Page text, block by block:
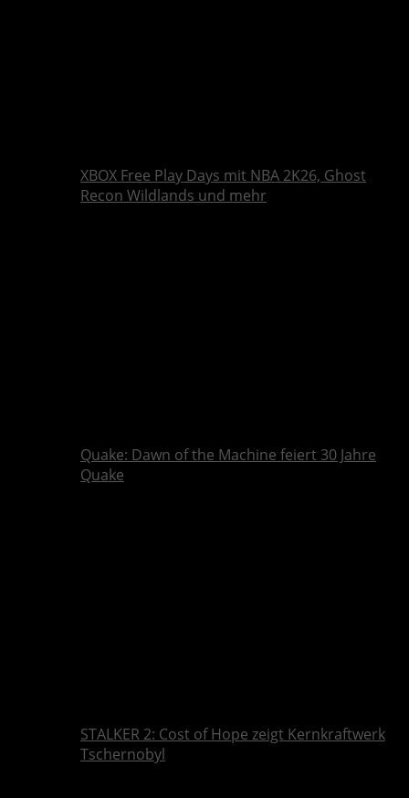
XBOX Free Play Days mit NBA 2K26, Ghost
Recon Wildlands und mehr
Quake: Dawn of the Machine feiert 30 Jahre
Quake
STALKER 2: Cost of Hope zeigt Kernkraftwerk
Tschernobyl